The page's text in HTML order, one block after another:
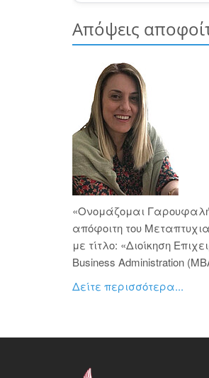
Απόψεις
«Ονομάζομαι Γαρουφαλή
απόφοιτη του
με τίτλο: «Διοίκηση
Business Administration
Δείτε περισσότερα...